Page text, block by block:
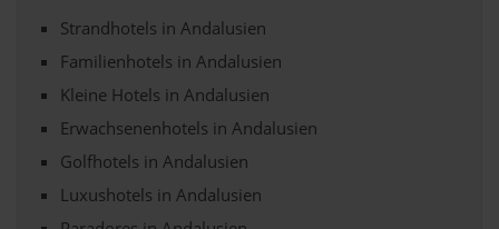
Strandhotels in Andalusien
Familienhotels in Andalusien
Kleine Hotels in Andalusien
Erwachsenenhotels in Andalusien
Golfhotels in Andalusien
Luxushotels in Andalusien